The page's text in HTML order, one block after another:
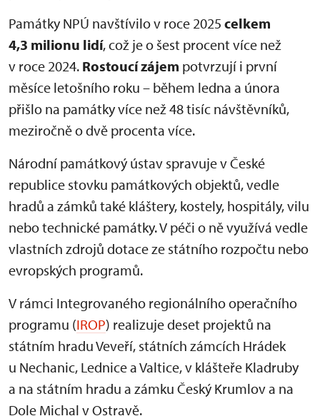
Památky NPÚ navštívilo v roce 2025 celkem
4,3 milionu lidí, což je o šest procent více než
v roce 2024. Rostoucí zájem potvrzují i první
měsíce letošního roku – během ledna a února
přišlo na památky více než 48 tisíc návštěvníků,
meziročně o dvě procenta více.
Národní památkový ústav spravuje v České
republice stovku památkových objektů, vedle
hradů a zámků také kláštery, kostely, hospitály, vilu
nebo technické památky. V péči o ně využívá vedle
vlastních zdrojů dotace ze státního rozpočtu nebo
evropských programů.
V rámci Integrovaného regionálního operačního
programu (IROP) realizuje deset projektů na
státním hradu Veveří, státních zámcích Hrádek
u Nechanic, Lednice a Valtice, v klášteře Kladruby
a na státním hradu a zámku Český Krumlov a na
Dole Michal v Ostravě.